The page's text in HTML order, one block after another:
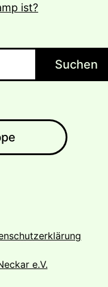
ist?
Suchen
e.V.